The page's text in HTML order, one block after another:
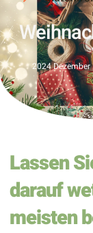
2024 Dezember
Lassen
darauf
meisten